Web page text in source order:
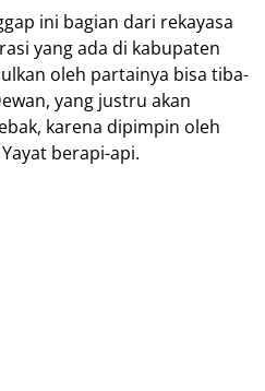
ini bagian dari rekayasa
yang ada di kabupaten
oleh partainya bisa tiba-
yang justru akan
karena dipimpin oleh
berapi-api.